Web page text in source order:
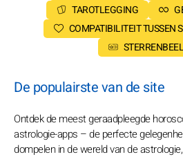
TAROTLEGGING
COMPATIBILITEIT TUSSEN
De populairste van de site
Ontdek de meest geraadpleegde
astrologie-apps – de perfecte
dompelen in de wereld van de